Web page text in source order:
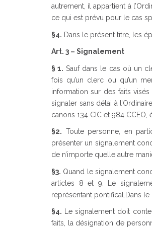
autrement, il appartient à
ce qui est prévu pour le cas
§4. Dans le présent titre, les
Art. 3 – Signalement
§ 1. Sauf dans le cas où un
fois qu’un clerc ou qu’un
information sur des faits
signaler sans délai à
canons 134 CIC et 984
§2. Toute personne, en
présenter un signalement
de n’importe quelle autre
§3. Quand le signalement
articles 8 et 9. Le
représentant pontifical.Dans
§4. Le signalement doit
faits, la désignation de